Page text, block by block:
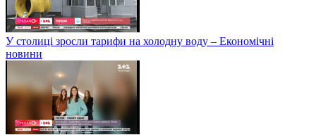
У столиці зросли тарифи на холодну воду – Економічні
новини